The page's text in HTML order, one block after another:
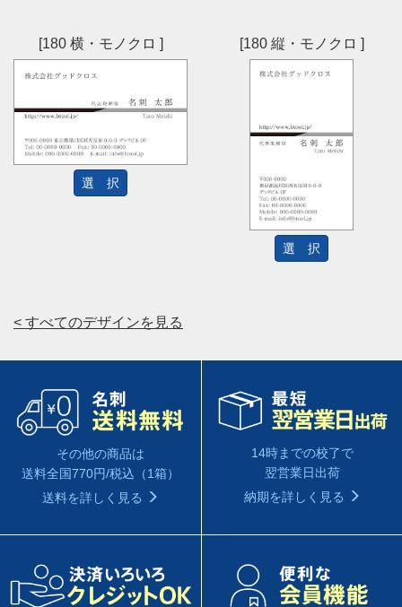
[180 横・モノクロ ]
選 択
[180 縦・モノクロ ]
選 択
< すべてのデザインを見る
その他の商品は
送料全国770円/税込（1箱）
送料を詳しく見る
14時までの校了で
翌営業日出荷
納期を詳しく見る